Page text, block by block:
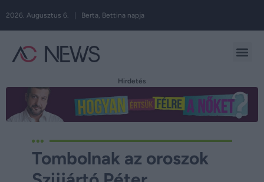
2026. Augusztus 6. | Berta, Bettina napja
Hirdetés
Tombolnak az oroszok